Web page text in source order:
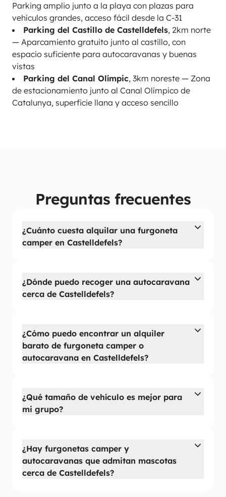
Parking amplio junto a la playa con plazas para
vehículos grandes, acceso fácil desde la C-31
Parking del Castillo de Castelldefels, 2km norte
— Aparcamiento gratuito junto al castillo, con
espacio suficiente para autocaravanas y buenas
vistas
Parking del Canal Olímpic, 3km noreste — Zona
de estacionamiento junto al Canal Olímpico de
Catalunya, superficie llana y acceso sencillo
Preguntas frecuentes
¿Cuánto cuesta alquilar una furgoneta
camper en Castelldefels?
¿Dónde puedo recoger una autocaravana
cerca de Castelldefels?
¿Cómo puedo encontrar un alquiler
barato de furgoneta camper o
autocaravana en Castelldefels?
¿Qué tamaño de vehículo es mejor para
mi grupo?
¿Hay furgonetas camper y
autocaravanas que admitan mascotas
cerca de Castelldefels?